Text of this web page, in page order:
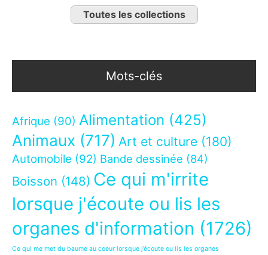
Toutes les collections
Mots-clés
Afrique (90) Alimentation (425)
Animaux (717) Art et culture (180)
Automobile (92) Bande dessinée (84)
Boisson (148) Ce qui m'irrite
lorsque j'écoute ou lis les
organes d'information (1726)
Ce qui me met du baume au coeur lorsque j’écoute ou lis les organes